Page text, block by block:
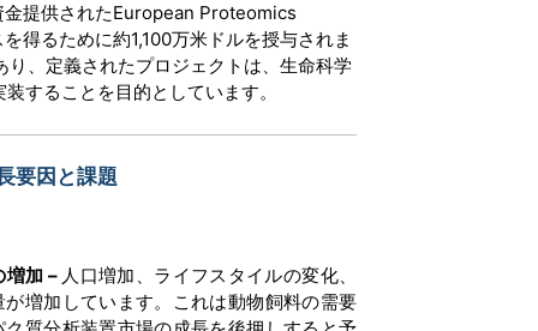
提供されたEuropean Proteomics
得るために約1,100万米ドルを授与されま
、定義されたプロジェクトは、生命科学
することを目的としています。
要因と課題
増加 – 人口増加、ライフスタイルの変化、
増加しています。これは動物飼料の需要